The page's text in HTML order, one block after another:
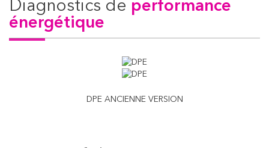
diagnostics de performance
énergétique
DPE ANCIENNE VERSION